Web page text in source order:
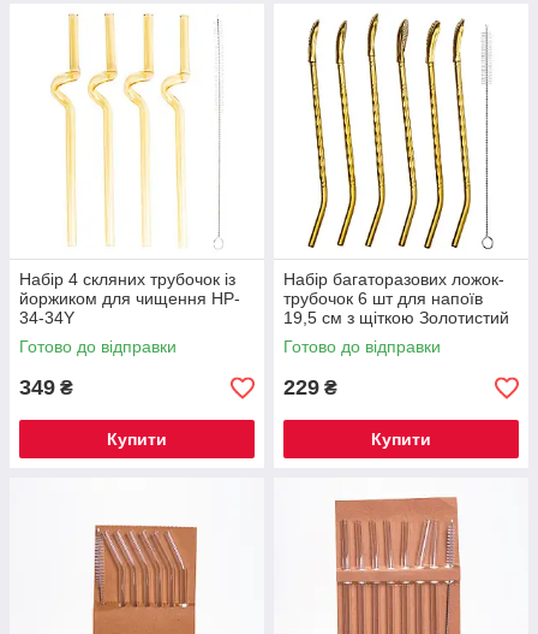
Набір 4 скляних трубочок із
йоржиком для чищення HP-
34-34Y
Готово до відправки
349 ₴
Купити
Набір багаторазових ложок-
трубочок 6 шт для напоїв
19,5 см з щіткою Золотистий
HP-20-56
Готово до відправки
229 ₴
Купити